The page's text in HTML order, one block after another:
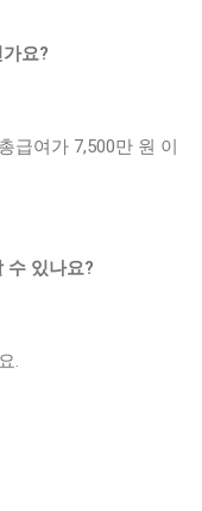
요?
급여가 7,500만 원 이
수 있나요?
.